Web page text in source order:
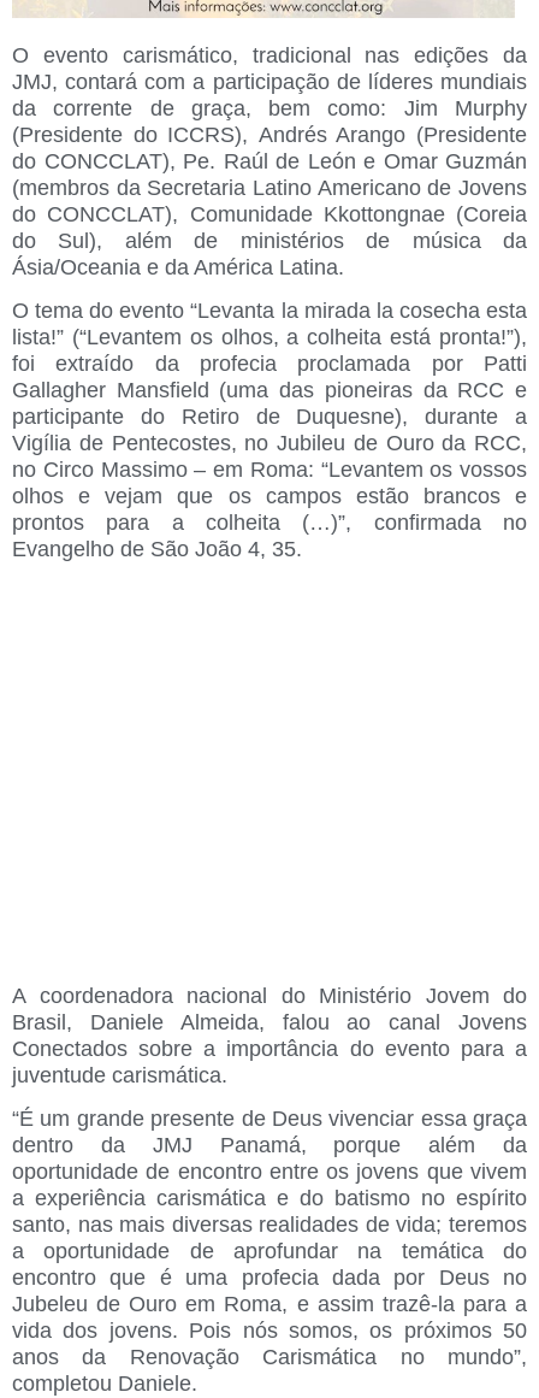
O evento carismático, tradicional nas edições da
JMJ, contará com a participação de líderes mundiais
da corrente de graça, bem como: Jim Murphy
(Presidente do ICCRS), Andrés Arango (Presidente
do CONCCLAT), Pe. Raúl de León e Omar Guzmán
(membros da Secretaria Latino Americano de Jovens
do CONCCLAT), Comunidade Kkottongnae(Coreia
do Sul), além de ministérios de música da
Ásia/Oceania e da América Latina.
O tema do evento “Levanta la mirada la cosecha esta
lista!” (“Levantem os olhos, a colheita está pronta!”),
foi extraído da profecia proclamada por Patti
Gallagher Mansfield (uma das pioneiras da RCC e
participante do Retiro de Duquesne), durante a
Vigília de Pentecostes, no Jubileu de Ouro da RCC,
no Circo Massimo – em Roma: “Levantem os vossos
olhos e vejam que os campos estão brancos e
prontos para a colheita (…)”, confirmada no
Evangelho de São João 4, 35.
A coordenadora nacional do Ministério Jovem do
Brasil, Daniele Almeida, falou ao canal Jovens
Conectados sobre a importância do evento para a
juventude carismática.
“É um grande presente de Deus vivenciar essa graça
dentro da JMJ Panamá, porque além da
oportunidade de encontro entre os jovens que vivem
a experiência carismática e do batismo no espírito
santo, nas mais diversas realidades de vida; teremos
a oportunidade de aprofundar na temática do
encontro que é uma profecia dada por Deus no
Jubeleu de Ouro em Roma, e assim trazê-la para a
vida dos jovens. Pois nós somos, os próximos 50
anos da Renovação Carismática no mundo”,
completou Daniele.